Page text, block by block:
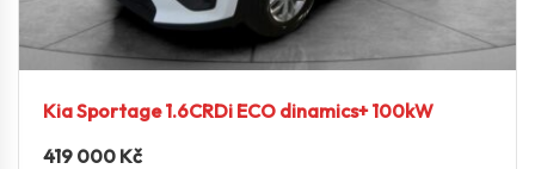
Kia Sportage 1.6CRDi ECO dinamics+ 100kW
419 000 Kč